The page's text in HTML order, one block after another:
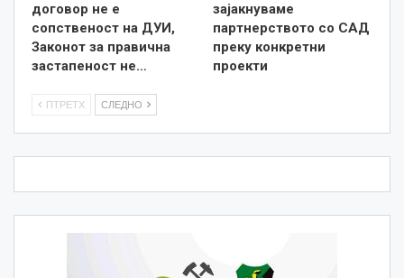
договор не е
сопственост на ДУИ,
Законот за правична
застапеност не…
зајакнуваме
партнерството со САД
преку конкретни
проекти
ПТРЕТХ СЛЕДНО